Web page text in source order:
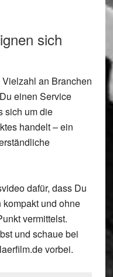
sich
an Branchen
einen Service
sich um die
handelt – ein
dafür, dass Du
und ohne
vermittelst.
und schaue bei
vorbei.